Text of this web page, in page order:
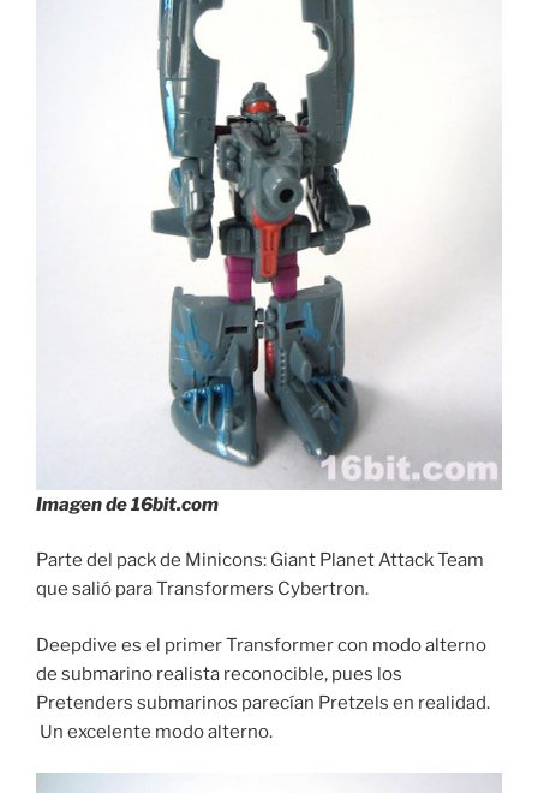
Imagen de 16bit.com
Parte del pack de Minicons: Giant Planet Attack Team
que salió para Transformers Cybertron.
Deepdive es el primer Transformer con modo alterno
de submarino realista reconocible, pues los
Pretenders submarinos parecían Pretzels en realidad.
Un excelente modo alterno.